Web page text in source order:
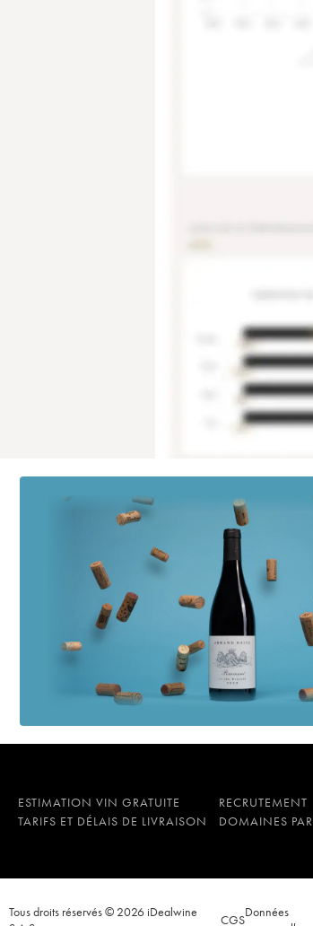
ESTIMATION VIN GRATUITE RECRUTEMENT
TARIFS ET DÉLAIS DE LIVRAISON
DOMAINES
Tous droits réservés © 2026 iDealwine
CGSDonnées